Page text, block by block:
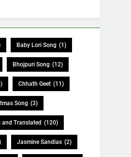
Baby Lori Song (1)
Bhojpuri Song (12)
Chhath Geet (11)
Song (3)
and Translated (120)
Jasmine Sandlas (2)